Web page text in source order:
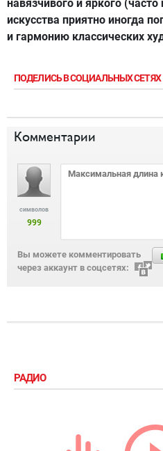
навязчивого и яркого
искусства приятно иногда
и гармонию классических
ПОДЕЛИСЬ В СОЦИАЛЬНЫХ СЕТЯХ
Комментарии
символов
999
Вы можете комментировать
через аккаунт в соцсетях:
РАДИО